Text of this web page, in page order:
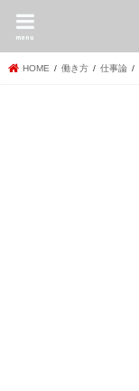
menu
HOME 働き方 仕事論